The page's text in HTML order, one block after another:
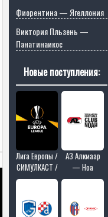
Фиорентина — Ягеллония
Виктория Пльзень —
Панатинаикос
Новые поступления:
Лига Европы /
СИМУЛКАСТ /
МУЛЬТИКАСТ
одном эфире
АЗ Алкмаар
— Ноа